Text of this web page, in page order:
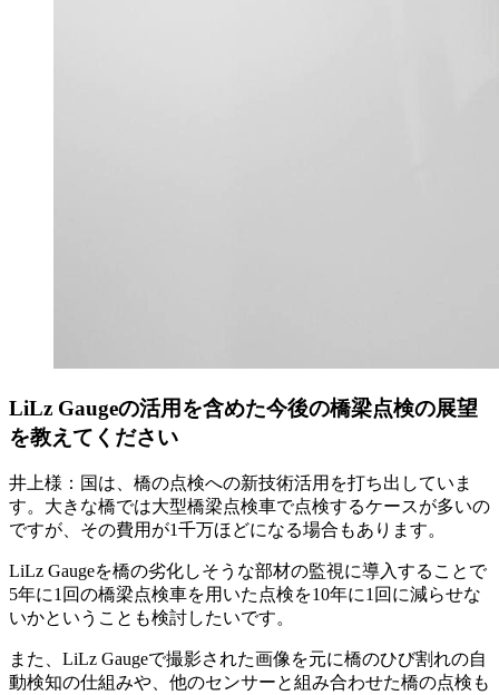
LiLz Gaugeの活用を含めた今後の橋梁点検の展望
を教えてください
井上様：国は、橋の点検への新技術活用を打ち出していま
す。大きな橋では大型橋梁点検車で点検するケースが多いの
ですが、その費用が1千万ほどになる場合もあります。
LiLz Gaugeを橋の劣化しそうな部材の監視に導入することで
5年に1回の橋梁点検車を用いた点検を10年に1回に減らせな
いかということも検討したいです。
また、LiLz Gaugeで撮影された画像を元に橋のひび割れの自
動検知の仕組みや、他のセンサーと組み合わせた橋の点検も